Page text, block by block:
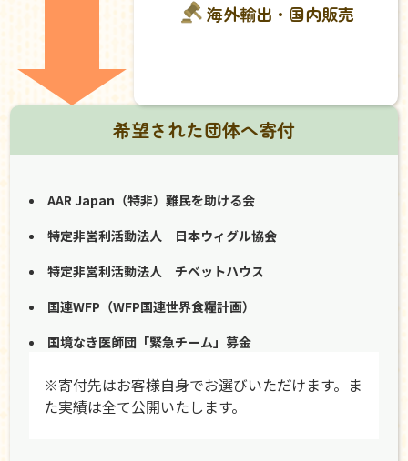
海外輸出・国内販売
希望された団体へ寄付
AAR Japan（特非）難民を助ける会
特定非営利活動法人 日本ウィグル協会
特定非営利活動法人 チベットハウス
国連WFP（WFP国連世界食糧計画）
国境なき医師団「緊急チーム」募金
※寄付先はお客様自身でお選びいただけます。ま
た実績は全て公開いたします。